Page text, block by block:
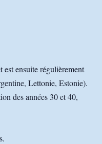
est ensuite régulièrement
Lettonie, Estonie).
des années 30 et 40,